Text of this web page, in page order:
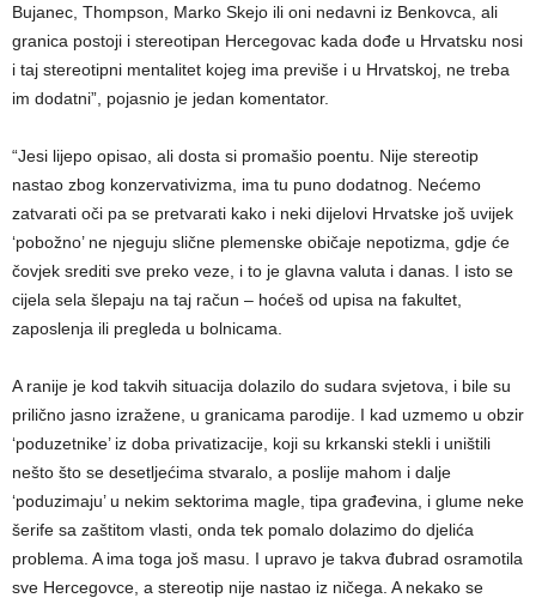
Bujanec, Thompson, Marko Skejo ili oni nedavni iz Benkovca, ali
granica postoji i stereotipan Hercegovac kada dođe u Hrvatsku nosi
i taj stereotipni mentalitet kojeg ima previše i u Hrvatskoj, ne treba
im dodatni”, pojasnio je jedan komentator.
“Jesi lijepo opisao, ali dosta si promašio poentu. Nije stereotip
nastao zbog konzervativizma, ima tu puno dodatnog. Nećemo
zatvarati oči pa se pretvarati kako i neki dijelovi Hrvatske još uvijek
‘pobožno’ ne njeguju slične plemenske običaje nepotizma, gdje će
čovjek srediti sve preko veze, i to je glavna valuta i danas. I isto se
cijela sela šlepaju na taj račun – hoćeš od upisa na fakultet,
zaposlenja ili pregleda u bolnicama.
A ranije je kod takvih situacija dolazilo do sudara svjetova, i bile su
prilično jasno izražene, u granicama parodije. I kad uzmemo u obzir
‘poduzetnike’ iz doba privatizacije, koji su krkanski stekli i uništili
nešto što se desetljećima stvaralo, a poslije mahom i dalje
‘poduzimaju’ u nekim sektorima magle, tipa građevina, i glume neke
šerife sa zaštitom vlasti, onda tek pomalo dolazimo do djelića
problema. A ima toga još masu. I upravo je takva đubrad osramotila
sve Hercegovce, a stereotip nije nastao iz ničega. A nekako se